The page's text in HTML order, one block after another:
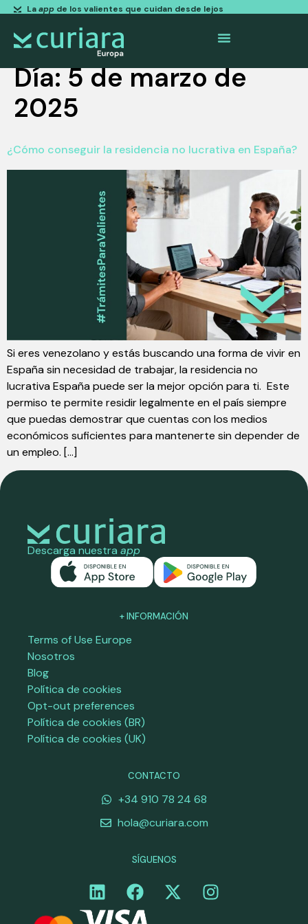
Laappde los valientes que cuidan desde lejos
Día:5 de marzo de
2025
¿Cómo conseguir la residencia no lucrativa en España?
Si eres venezolano y estás buscando una forma de vivir en
España sin necesidad de trabajar, la residencia no
lucrativa España puede ser la mejor opción para ti. Este
permiso te permite residir legalmente en el país siempre
que puedas demostrar que cuentas con los medios
económicos suficientes para mantenerte sin depender de
un empleo. […]
Descarga nuestra app
+ INFORMACIÓN
Terms of Use Europe
Nosotros
Blog
Política de cookies
Opt-out preferences
Política de cookies (BR)
Política de cookies (UK)
CONTACTO
+34 910 78 24 68
hola@curiara.com
SÍGUENOS